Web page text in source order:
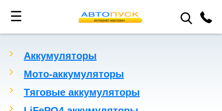
☰
Аккумуляторы
Мото-аккумуляторы
Тяговые аккумуляторы